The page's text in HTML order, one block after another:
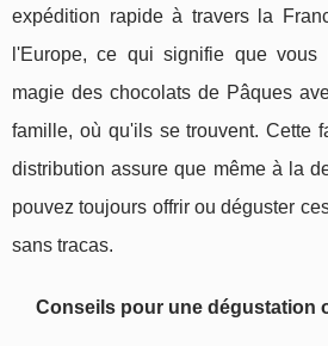
expédition rapide à travers la
l'Europe, ce qui signifie que vous
magie des chocolats de Pâques
famille, où qu'ils se trouvent. Cette
distribution assure que même à la
pouvez toujours offrir ou déguster
sans tracas.
Conseils pour une dégustation